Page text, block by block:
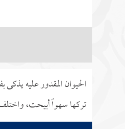
الحيوان المقدور عليه
تركها سهواً أبيحت،